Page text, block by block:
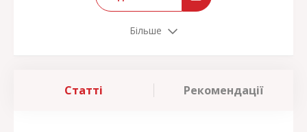
Більше
Статті Рекомендації